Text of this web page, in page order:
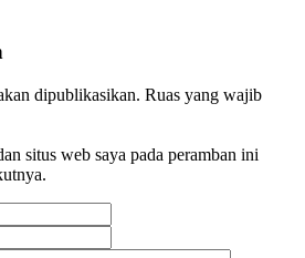
dipublikasikan. Ruas yang wajib
situs web saya pada peramban ini